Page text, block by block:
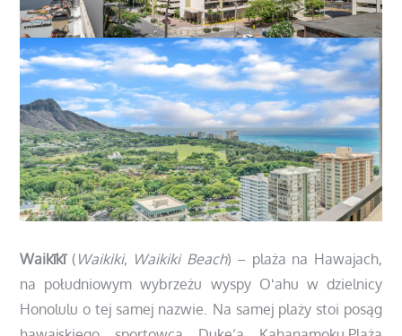
Waikīkī( Waikiki, Waikiki Beach) – plaża na Hawajach,
na południowym wybrzeżu wyspy Oʻahu w dzielnicy
Honolulu o tej samej nazwie. Na samej plaży stoi posąg